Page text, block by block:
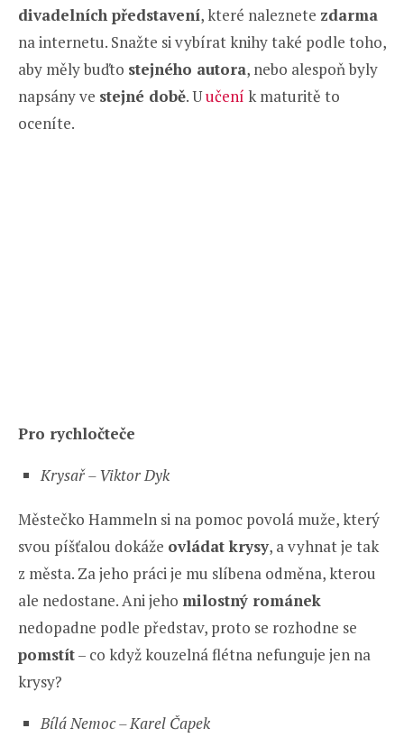
divadelních představení, které naleznete zdarma
na internetu. Snažte si vybírat knihy také podle toho,
aby měly buďto stejného autora, nebo alespoň byly
napsány ve stejné době. Uučení k maturitě to
oceníte.
Pro rychločteče
Krysař – Viktor Dyk
Městečko Hammeln si na pomoc povolá muže, který
svou píšťalou dokáže ovládat krysy, a vyhnat je tak
z města. Za jeho práci je mu slíbena odměna, kterou
ale nedostane. Ani jeho milostný románek
nedopadne podle představ, proto se rozhodne se
pomstít– co když kouzelná flétna nefunguje jen na
krysy?
Bílá Nemoc – Karel Čapek